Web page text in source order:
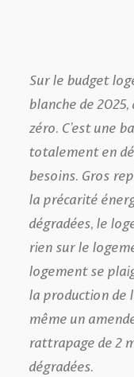
Sur le budget
blanche de
zéro. C’est une
totalement en
besoins. Gros
la précarité
dégradées, le
rien sur le
logement se
la production de
même un
rattrapage de 2
dégradées.